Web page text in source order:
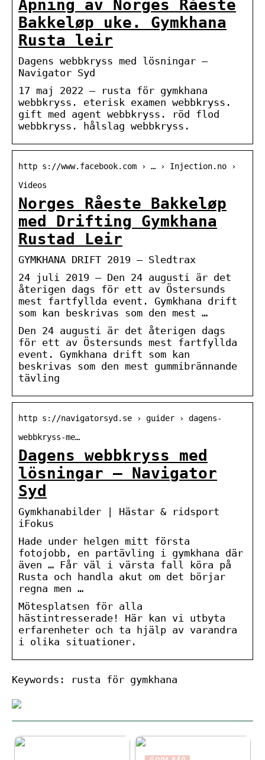
Åpning av Norges Råeste
Bakkeløp uke. Gymkhana
Rusta leir
Dagens webbkryss med lösningar –
Navigator Syd
17 maj 2022 — rusta för gymkhana
webbkryss. eterisk examen webbkryss.
gift med agent webbkryss. röd flod
webbkryss. hålslag webbkryss.
http s://www.facebook.com › … › Injection.no ›
Videos
Norges Råeste Bakkeløp
med Drifting Gymkhana
Rustad Leir
GYMKHANA DRIFT 2019 – Sledtrax
24 juli 2019 — Den 24 augusti är det
återigen dags för ett av Östersunds
mest fartfyllda event. Gymkhana drift
som kan beskrivas som den mest …
Den 24 augusti är det återigen dags
för ett av Östersunds mest fartfyllda
event. Gymkhana drift som kan
beskrivas som den mest gummibrännande
tävling
http s://navigatorsyd.se › guider › dagens-
webbkryss-me…
Dagens webbkryss med
lösningar – Navigator
Syd
Gymkhanabilder | Hästar & ridsport
iFokus
Hade under helgen mitt första
fotojobb, en partävling i gymkhana där
även … Får väl i värsta fall köra på
Rusta och handla akut om det börjar
regna men …
Mötesplatsen för alla
hästintresserade! Här kan vi utbyta
erfarenheter och ta hjälp av varandra
i olika situationer.
Keywords: rusta för gymkhana